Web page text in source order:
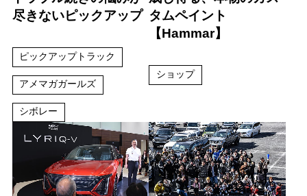
尽きないピックアップ
ピックアップトラック
アメマガガールズ
シボレー
タムペイント
【Hammar】
ショップ